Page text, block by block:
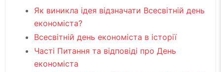
Як виникла ідея відзначати Всесвітній день
економіста?
Всесвітній день економіста в історії
Часті Питання та відповіді про День
економіста